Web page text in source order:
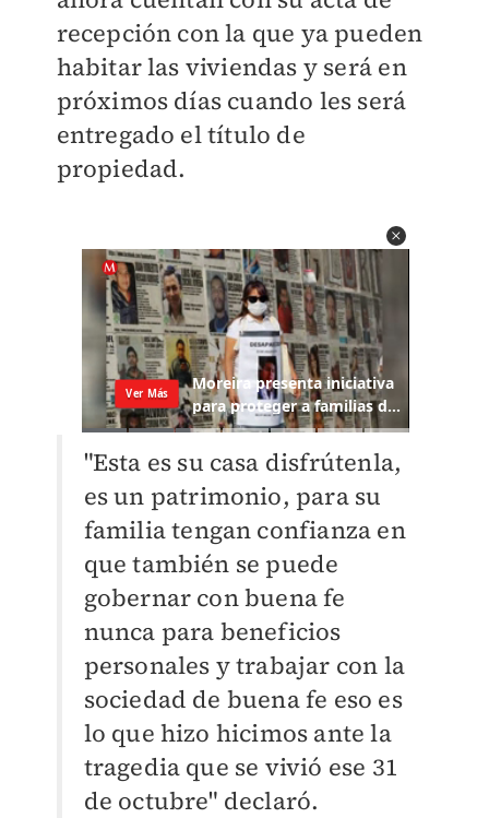
recepción con la que ya pueden
habitar las viviendas y será en
próximos días cuando les será
entregado el título de
propiedad.
"Esta es su casa disfrútenla,
es un patrimonio, para su
familia tengan confianza en
que también se puede
gobernar con buena fe
nunca para beneficios
personales y trabajar con la
sociedad de buena fe eso es
lo que hizo hicimos ante la
tragedia que se vivió ese 31
de octubre" declaró.